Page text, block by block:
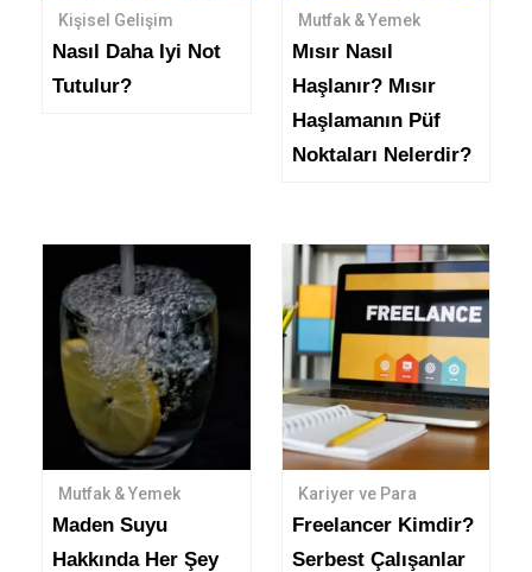
Kişisel Gelişim
Nasıl Daha Iyi Not
Tutulur?
Mutfak & Yemek
Mısır Nasıl
Haşlanır? Mısır
Haşlamanın Püf
Noktaları Nelerdir?
Mutfak & Yemek
Maden Suyu
Hakkında Her Şey
Kariyer ve Para
Freelancer Kimdir?
Serbest Çalışanlar